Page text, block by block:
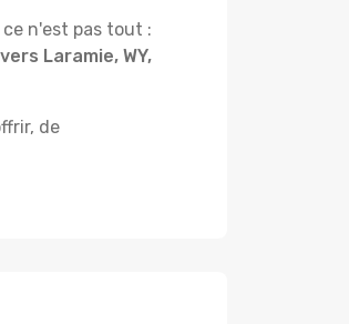
n'est pas tout :
Laramie, WY,
de